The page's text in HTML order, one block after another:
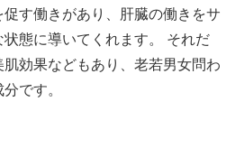
す働きがあり、肝臓の働きをサ
態に導いてくれます。 それだ
効果などもあり、老若男女問わ
です。